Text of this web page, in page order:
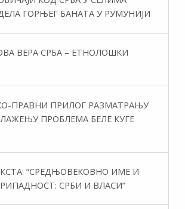
ГОРЊЕГ БАНАТА У РУМУНИЈИ
ВЕРА СРБА – ЕТНОЛОШКИ
ПРАВНИ ПРИЛОГ РАЗМАТРАЊУ
ПРОБЛЕМА БЕЛЕ КУГЕ
“СРЕДЊОВЕКОВНО ИМЕ И
СРБИ И ВЛАСИ”